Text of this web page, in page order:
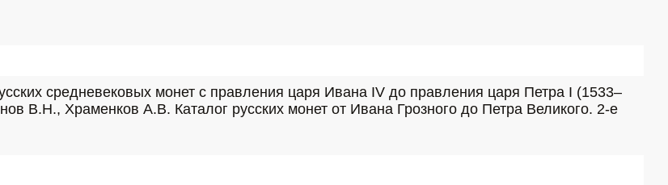
средневековых монет с правления царя Ивана IV до правления царя Петра I (1533–
В.Н., Храменков А.В. Каталог русских монет от Ивана Грозного до Петра Великого. 2-е